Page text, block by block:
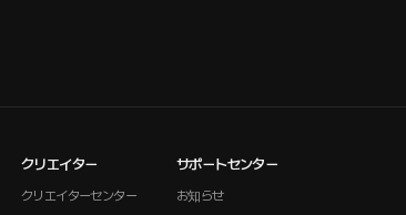
クリエイター
クリエイターセンター
サポートセンター
お知らせ